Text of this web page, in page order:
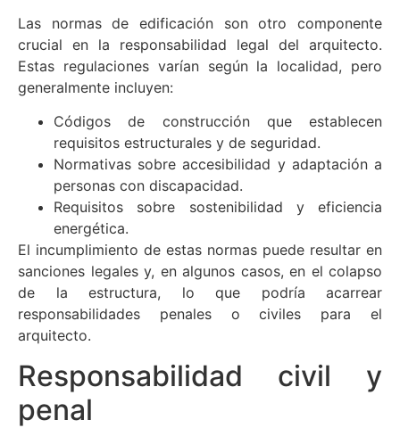
Las normas de edificación son otro componente
crucial en la responsabilidad legal del arquitecto.
Estas regulaciones varían según la localidad, pero
generalmente incluyen:
Códigos de construcción que establecen
requisitos estructurales y de seguridad.
Normativas sobre accesibilidad y adaptación a
personas con discapacidad.
Requisitos sobre sostenibilidad y eficiencia
energética.
El incumplimiento de estas normas puede resultar en
sanciones legales y, en algunos casos, en el colapso
de la estructura, lo que podría acarrear
responsabilidades penales o civiles para el
arquitecto.
Responsabilidad civil y
penal